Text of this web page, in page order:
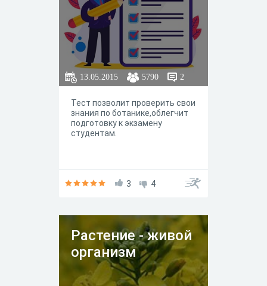
13.05.2015 5790 2
Тест позволит проверить свои
знания по ботанике,облегчит
подготовку к экзамену
студентам.
3 4
Растение - живой
организм